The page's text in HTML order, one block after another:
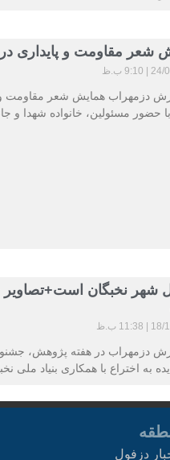
شعر مقاومت و پایداری
24/ 9:10 ب.ظ
دزمهراب همایش شعر مقاومت و
حضور مسئولین، خانواده شهدا و
شهر نخبگان است+تصاویر
18/ 11:38 ب.ظ
دزمهراب در هفته پژوهش،
به اختراع با همکاری بنیاد
دزفول